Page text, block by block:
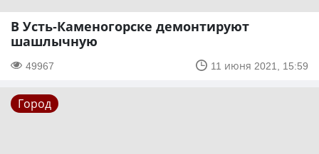
В Усть-Каменогорске демонтируют
шашлычную
49967 11 июня 2021, 15:59
Город